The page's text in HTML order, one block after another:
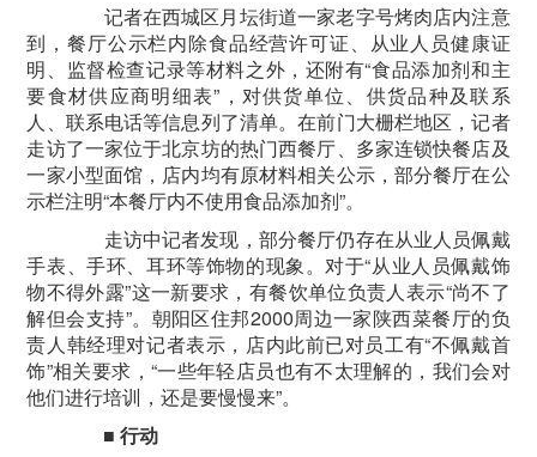
记者在西城区月坛街道一家老字号烤肉店内注意
到，餐厅公示栏内除食品经营许可证、从业人员健康证
明、监督检查记录等材料之外，还附有“食品添加剂和主
要食材供应商明细表”，对供货单位、供货品种及联系
人、联系电话等信息列了清单。在前门大栅栏地区，记者
走访了一家位于北京坊的热门西餐厅、多家连锁快餐店及
一家小型面馆，店内均有原材料相关公示，部分餐厅在公
示栏注明“本餐厅内不使用食品添加剂”。
走访中记者发现，部分餐厅仍存在从业人员佩戴
手表、手环、耳环等饰物的现象。对于“从业人员佩戴饰
物不得外露”这一新要求，有餐饮单位负责人表示“尚不了
解但会支持”。朝阳区住邦2000周边一家陕西菜餐厅的负
责人韩经理对记者表示，店内此前已对员工有“不佩戴首
饰”相关要求，“一些年轻店员也有不太理解的，我们会对
他们进行培训，还是要慢慢来”。
■行动